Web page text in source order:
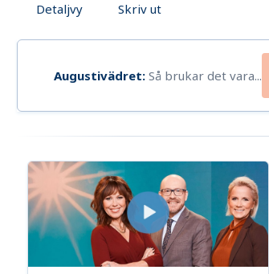
Detaljvy Skriv ut
Augustivädret: Så brukar det vara...